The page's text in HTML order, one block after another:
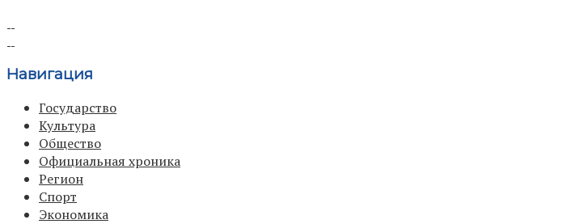
Навигация
Государство
Культура
Общество
Официальная хроника
Регион
Спорт
Экономика